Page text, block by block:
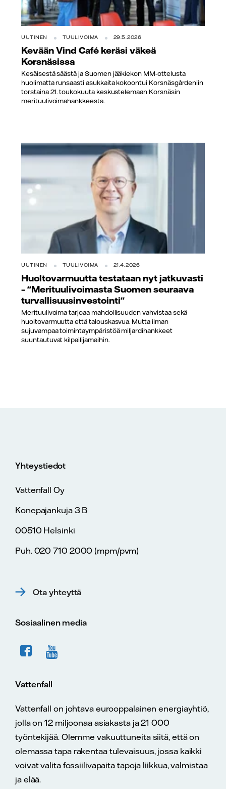
UUTINEN TUULIVOIMA 29.5.2026
Kevään Vind Café keräsi väkeä
Korsnäsissa
Kesäisestä säästä ja Suomen jääkiekon MM-ottelusta
huolimatta runsaasti asukkaita kokoontui Korsnäsgårdeniin
torstaina 21. toukokuuta keskustelemaan Korsnäsin
merituulivoimahankkeesta.
UUTINEN TUULIVOIMA 21.4.2026
Huoltovarmuutta testataan nyt jatkuvasti
– "Merituulivoimasta Suomen seuraava
turvallisuusinvestointi"
Merituulivoima tarjoaa mahdollisuuden vahvistaa sekä
huoltovarmuutta että talouskasvua. Mutta ilman
sujuvampaa toimintaympäristöä miljardihankkeet
suuntautuvat kilpailijamaihin.
Yhteystiedot
Vattenfall Oy
Konepajankuja 3 B
00510 Helsinki
Puh. 020 710 2000 (mpm/pvm)
Ota yhteyttä
Sosiaalinen media
Vattenfall
Vattenfall on johtava eurooppalainen energiayhtiö,
jolla on 12 miljoonaa asiakasta ja 21 000
työntekijää. Olemme vakuuttuneita siitä, että on
olemassa tapa rakentaa tulevaisuus, jossa kaikki
voivat valita fossiilivapaita tapoja liikkua, valmistaa
ja elää.